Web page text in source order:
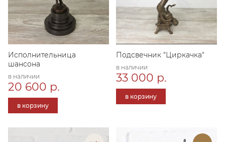
Исполнительница
шансона
в наличии
20 600 р.
в корзину
Подсвечник "Циркачка"
в наличии
33 000 р.
в корзину